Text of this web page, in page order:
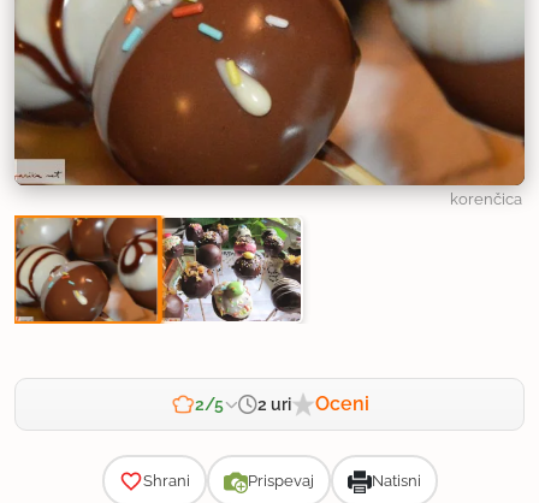
korenčica
2/5 2 uri Oceni
Shrani Prispevaj Natisni